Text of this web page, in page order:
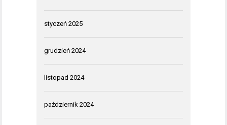
styczeń 2025
grudzień 2024
listopad 2024
październik 2024